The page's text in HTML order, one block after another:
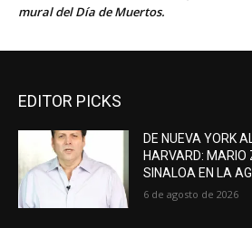
mural del Día de Muertos.
EDITOR PICKS
DE NUEVA YORK
HARVARD:
SINALOA EN LA
6 de agosto de 2026